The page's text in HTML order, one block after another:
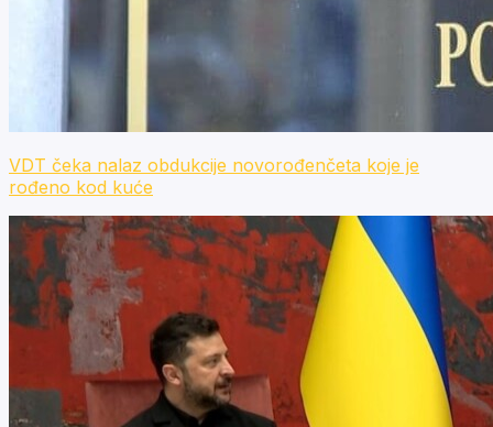
VDT čeka nalaz obdukcije novorođenčeta koje je
rođeno kod kuće